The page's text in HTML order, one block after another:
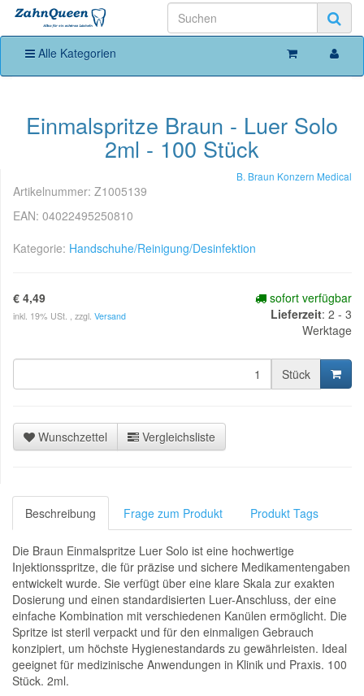
Alle Kategorien
Einmalspritze Braun - Luer Solo
2ml - 100 Stück
B. Braun Konzern Medical
Artikelnummer: Z1005139
EAN: 04022495250810
Kategorie: Handschuhe/Reinigung/Desinfektion
€ 4,49
inkl. 19% USt. , zzgl. Versand
sofort verfügbar
Lieferzeit: 2 - 3
Werktage
Stück
Wunschzettel Vergleichsliste
Beschreibung Frage zum Produkt Produkt Tags
Die Braun Einmalspritze Luer Solo ist eine hochwertige
Injektionsspritze, die für präzise und sichere Medikamentengaben
entwickelt wurde. Sie verfügt über eine klare Skala zur exakten
Dosierung und einen standardisierten Luer-Anschluss, der eine
einfache Kombination mit verschiedenen Kanülen ermöglicht. Die
Spritze ist steril verpackt und für den einmaligen Gebrauch
konzipiert, um höchste Hygienestandards zu gewährleisten. Ideal
geeignet für medizinische Anwendungen in Klinik und Praxis. 100
Stück. 2ml.